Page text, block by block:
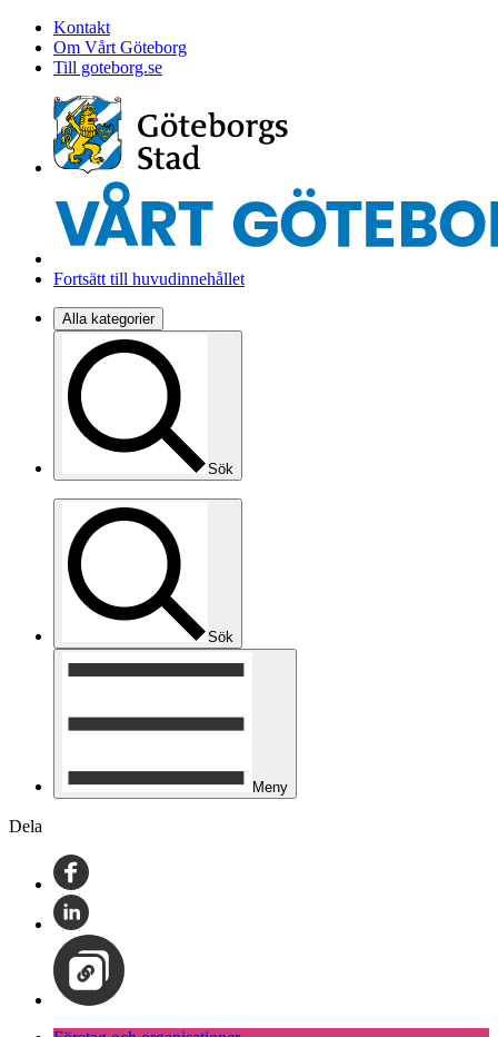
Kontakt
Om Vårt Göteborg
Till goteborg.se
Fortsätt till huvudinnehållet
Alla kategorier
Sök
Sök
Meny
Dela